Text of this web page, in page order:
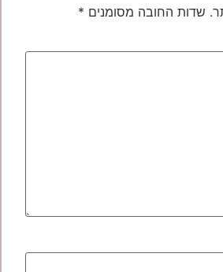
שדות החובה מסומנים *